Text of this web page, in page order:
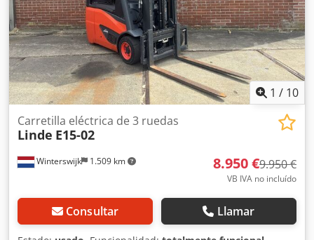
1 / 10
Winterswijk 1.509 km
Carretilla eléctrica de 3 ruedas
Linde E15-02
8.950 €9.950 €
VB IVA no incluído
Consultar Llamar